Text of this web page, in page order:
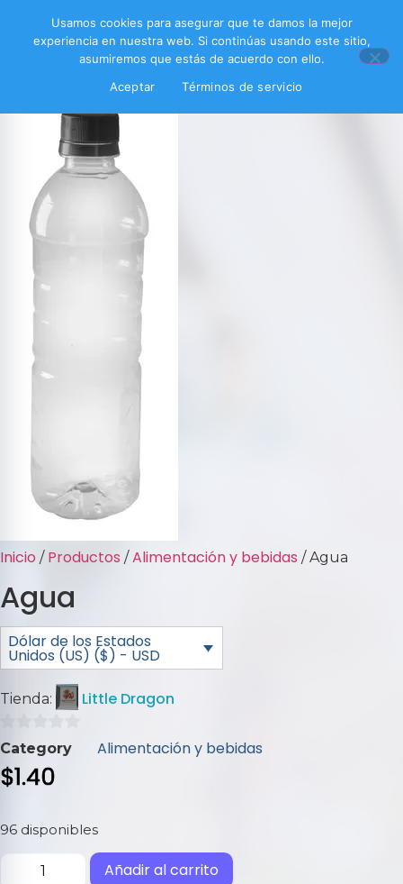
Inicio / Productos /Alimentación y bebidas / Agua
Agua
Dólar de los Estados
Unidos (US) ($) - USD
Tienda: Little Dragon
0
de
5
Category Alimentación y bebidas
$1.40
96 disponibles
Añadir al carrito
Usamos cookies para asegurar que te damos la mejor
experiencia en nuestra web. Si continúas usando este sitio,
asumiremos que estás de acuerdo con ello.
Aceptar
Términos de servicio